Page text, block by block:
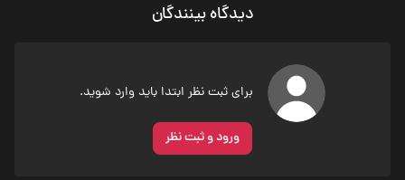
دیدگاه بینندگان
برای ثبت نظر ابتدا باید وارد شوید.
ورود و ثبت نظر